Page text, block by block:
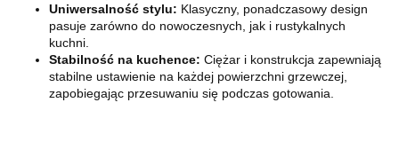
Uniwersalność stylu: Klasyczny, ponadczasowy design
pasuje zarówno do nowoczesnych, jak i rustykalnych
kuchni.
Stabilność na kuchence: Ciężar i konstrukcja zapewniają
stabilne ustawienie na każdej powierzchni grzewczej,
zapobiegając przesuwaniu się podczas gotowania.